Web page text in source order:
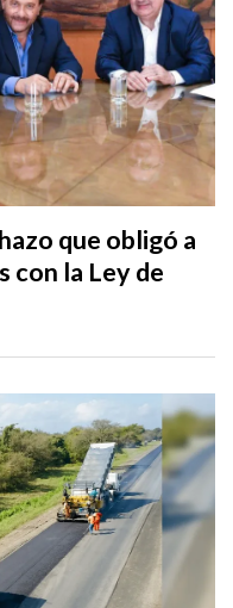
que obligó a
con la Ley de